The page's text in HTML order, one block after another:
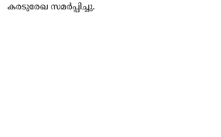
കരടുരേഖ സമര്‍പ്പിച്ചു.